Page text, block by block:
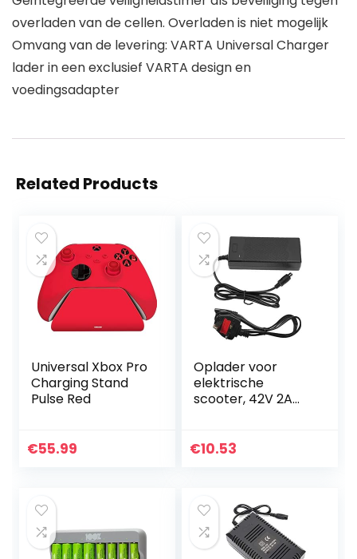
overladen van de cellen. Overladen is niet mogelijk
Omvang van de levering: VARTA Universal Charger
lader in een exclusief VARTA design en
voedingsadapter
Related Products
Universal Xbox Pro
Charging Stand
Pulse Red
€55.99
Oplader voor
elektrische
scooter, 42V 2A
elektrische
€10.53